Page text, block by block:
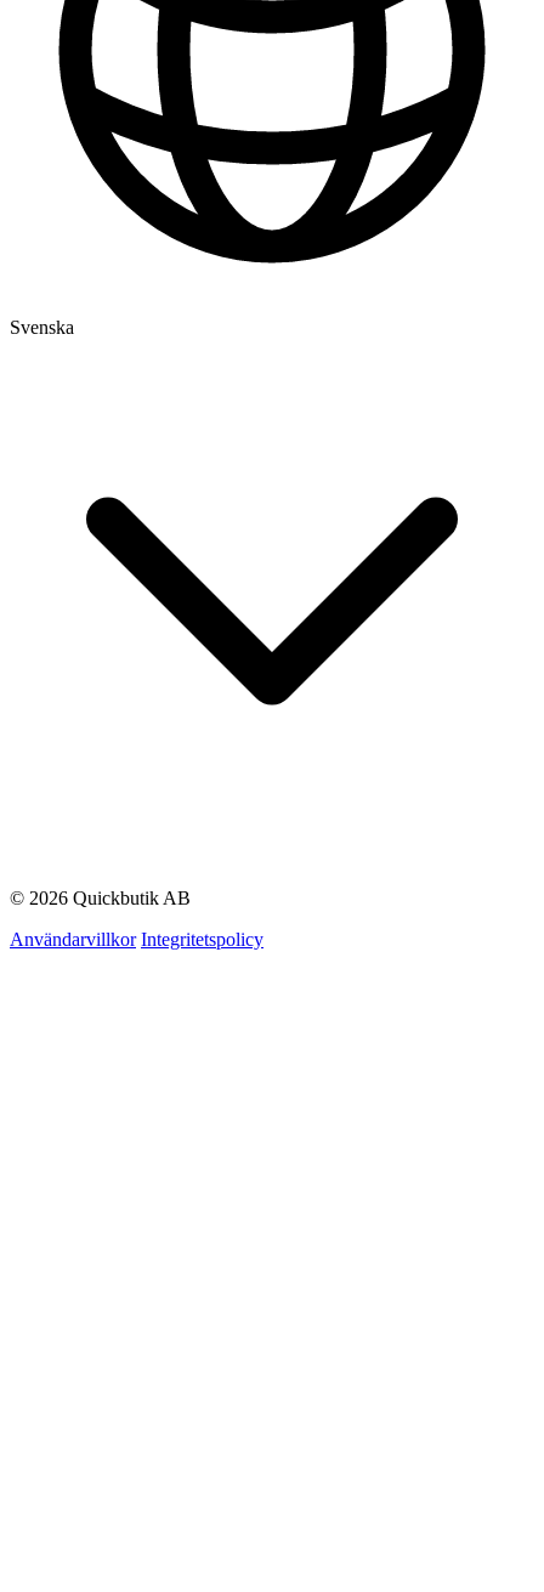
Svenska
© 2026 Quickbutik AB
Användarvillkor Integritetspolicy